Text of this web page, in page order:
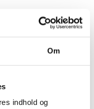
Om
indhold og